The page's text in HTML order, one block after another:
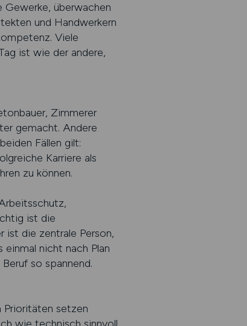
Gewerke, überwachen
und Handwerkern
Viele
ist wie der andere,
Zimmerer
gemacht. Andere
Fällen gilt:
Karriere als
zu können.
ist die
ist die zentrale Person,
nicht nach Plan
so spannend.
Prioritäten setzen